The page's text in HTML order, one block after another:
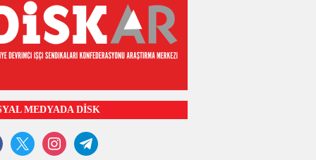
MEDYADA DİSK
x instagramtelegram